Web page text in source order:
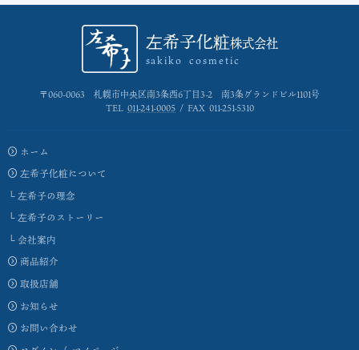
左希子化粧株式会社
sakiko cosmetic
〒060-0063 札幌市中央区南3条西6丁目3-2 南3条グランドビル1101号
TEL 011-241-0005/ FAX 011-251-5310
ホーム
左希子化粧について
左希子の理念
左希子のストーリー
会社案内
商品紹介
取扱店舗
お知らせ
お問い合わせ